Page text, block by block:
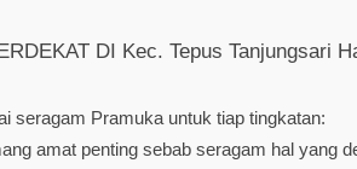
DI Kec. Tepus Tanjungsari
seragam Pramuka untuk tiap tingkatan:
amat penting sebab seragam hal yang